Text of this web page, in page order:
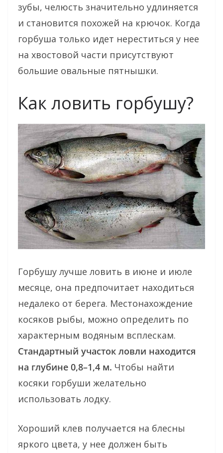
зубы, челюсть значительно удлиняется
и становится похожей на крючок. Когда
горбуша только идет нереститься у нее
на хвостовой части присутствуют
большие овальные пятнышки.
Как ловить горбушу?
Горбушу лучше ловить в июне и июле
месяце, она предпочитает находиться
недалеко от берега. Местонахождение
косяков рыбы, можно определить по
характерным водяным всплескам.
Стандартный участок ловли находится
на глубине 0,8–1,4 м. Чтобы найти
косяки горбуши желательно
использовать лодку.
Хороший клев получается на блесны
яркого цвета, у нее должен быть